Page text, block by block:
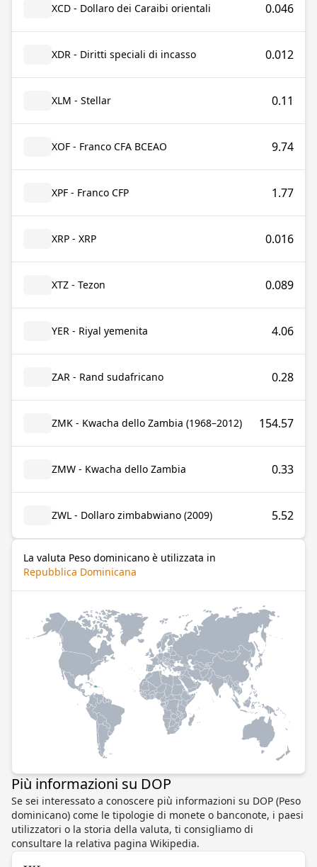
XCD - Dollaro dei Caraibi orientali 0.046
XDR - Diritti speciali di incasso 0.012
XLM - Stellar 0.11
XOF - Franco CFA BCEAO 9.74
XPF - Franco CFP 1.77
XRP - XRP 0.016
XTZ - Tezon 0.089
YER - Riyal yemenita 4.06
ZAR - Rand sudafricano 0.28
ZMK - Kwacha dello Zambia (1968–2012) 154.57
ZMW - Kwacha dello Zambia 0.33
ZWL - Dollaro zimbabwiano (2009) 5.52
La valuta Peso dominicano è utilizzata in
Repubblica Dominicana
Più informazioni su DOP
Se sei interessato a conoscere più informazioni su DOP (Peso
dominicano) come le tipologie di monete o banconote, i paesi
utilizzatori o la storia della valuta, ti consigliamo di
consultare la relativa pagina Wikipedia.